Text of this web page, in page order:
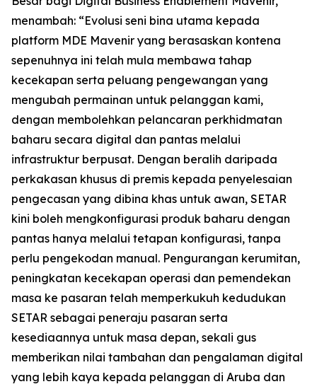
menambah: “Evolusi seni bina utama kepada
platform MDE Mavenir yang berasaskan kontena
sepenuhnya ini telah mula membawa tahap
kecekapan serta peluang pengewangan yang
mengubah permainan untuk pelanggan kami,
dengan membolehkan pelancaran perkhidmatan
baharu secara digital dan pantas melalui
infrastruktur berpusat. Dengan beralih daripada
perkakasan khusus di premis kepada penyelesaian
pengecasan yang dibina khas untuk awan, SETAR
kini boleh mengkonfigurasi produk baharu dengan
pantas hanya melalui tetapan konfigurasi, tanpa
perlu pengekodan manual. Pengurangan kerumitan,
peningkatan kecekapan operasi dan pemendekan
masa ke pasaran telah memperkukuh kedudukan
SETAR sebagai peneraju pasaran serta
kesediaannya untuk masa depan, sekali gus
memberikan nilai tambahan dan pengalaman digital
yang lebih kaya kepada pelanggan di Aruba dan